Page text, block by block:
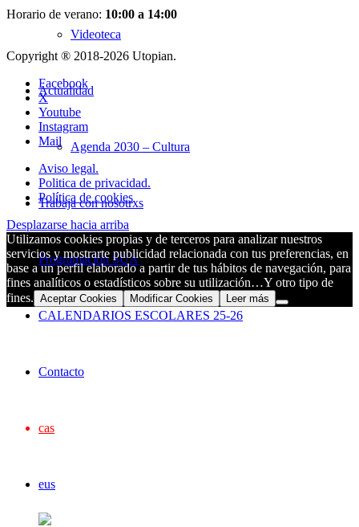
Videoteca
Actualidad
Agenda 2030 – Cultura
Trabaja con nosotrxs
Programación SUA
CALENDARIOS ESCOLARES 25-26
Contacto
cas
eus
Horario de verano: 10:00 a 14:00
Copyright ® 2018-2026 Utopian.
Facebook
X
Youtube
Instagram
Mail
Aviso legal.
Politica de privacidad.
Política de cookies
Desplazarse hacia arriba
Utilizamos cookies propias y de terceros para analizar nuestros
servicios y mostrarte publicidad relacionada con tus preferencias, en
base a un perfil elaborado a partir de tus hábitos de navegación, para
fines analíticos o estadísticos sobre su utilización…Y otro tipo de
fines. Aceptar Cookies Modificar Cookies Leer más